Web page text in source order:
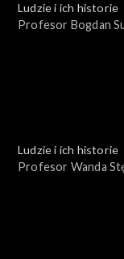
Ludzie i ich historie
Profesor Bogdan
Ludzie i ich historie
Profesor Wanda